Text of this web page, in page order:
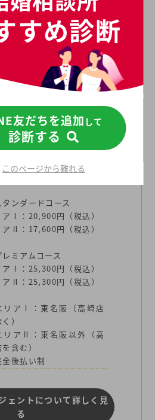
人
料：33,000円（税込）
費用：22,000円（税込）
費用はコースにより異
ます。
トコース
アⅠ：16,500円（税込）
アⅡ：14,300円（税込）
ンダードコース
アⅠ：20,900円（税込）
アⅡ：17,600円（税込）
ミアムコース
アⅠ：25,300円（税込）
アⅡ：25,300円（税込）
アⅠ：東名阪（高崎店
）
アⅡ：東名阪以外（高
含む）
後払い制
ェントについて詳しく見
る
すめ診断
友だちを追加 して
診断する
このページから離れる